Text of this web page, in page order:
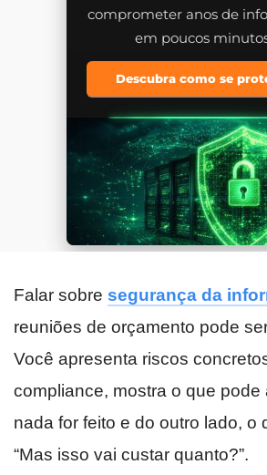
comprometer anos de
em poucos
Descubra como se
Falar sobre segurança da
reuniões de orçamento pode
Você apresenta riscos
compliance, mostra o que pode
nada for feito e do outro lado, o
“Mas isso vai custar quanto?”.